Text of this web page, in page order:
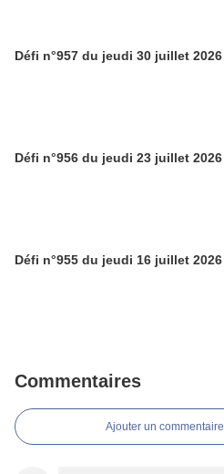
Défi n°957 du jeudi 30 juillet 2026
Défi n°956 du jeudi 23 juillet 2026
Défi n°955 du jeudi 16 juillet 2026
Commentaires
Ajouter un commentaire